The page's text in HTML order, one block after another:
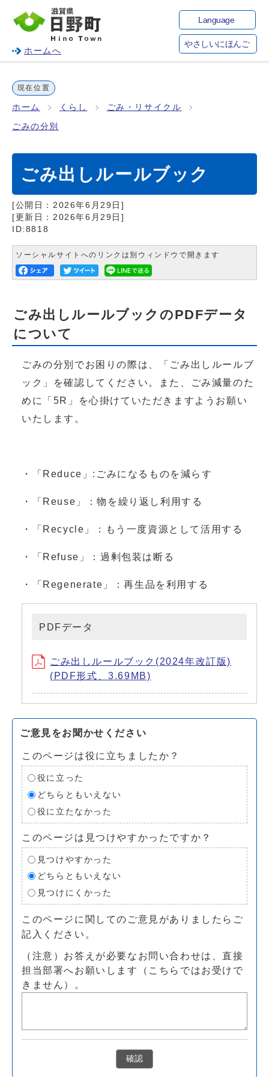
ホームへ
Language
やさしいにほんご
現在位置
ホーム くらし ごみ・リサイクル
ごみの分別
ごみ出しルールブック
[公開日： 2026年6月29日 ]
[更新日： 2026年6月29日 ]
ID:8818
ソーシャルサイトへのリンクは別ウィンドウで開きます
ごみ出しルールブックのPDFデータ
について
ごみの分別でお困りの際は、「ごみ出しルールブ
ック」を確認してください。また、ごみ減量のた
めに「5R」を心掛けていただきますようお願い
いたします。
・「Reduce」:ごみになるものを減らす
・「Reuse」：物を繰り返し利用する
・「Recycle」：もう一度資源として活用する
・「Refuse」：過剰包装は断る
・「Regenerate」：再生品を利用する
PDFデータ
ごみ出しルールブック(2024年改訂版)
(PDF形式、3.69MB)
ご意見をお聞かせください
このページは役に立ちましたか？
役に立った
どちらともいえない
役に立たなかった
このページは見つけやすかったですか？
見つけやすかった
どちらともいえない
見つけにくかった
このページに関してのご意見がありましたらご
記入ください。
（注意）お答えが必要なお問い合わせは、直接
担当部署へお願いします（こちらではお受けで
きません）。
確認